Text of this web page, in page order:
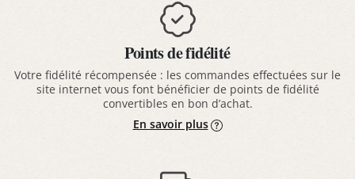
Points de fidélité
Votre fidélité récompensée : les commandes effectuées sur le
site internet vous font bénéficier de points de fidélité
convertibles en bon d’achat.
En savoir plus